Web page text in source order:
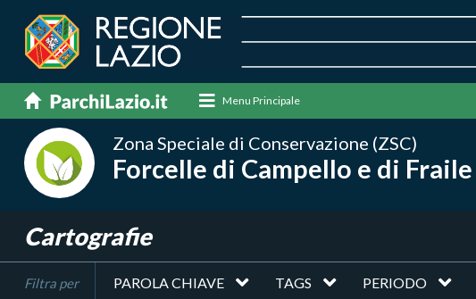
Menu Principale
Zona Speciale di Conservazione (ZSC)
Forcelle di Campello e di Fraile
Cartografie
Filtra per PAROLA CHIAVE TAGS PERIODO